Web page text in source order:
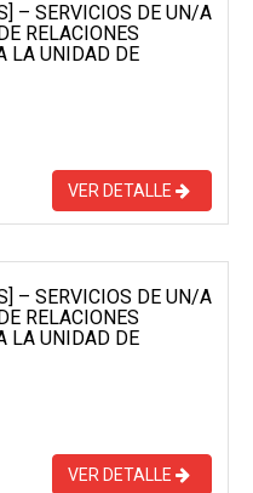
– SERVICIOS DE UN/A
RELACIONES
LA UNIDAD DE
VER DETALLE
– SERVICIOS DE UN/A
RELACIONES
LA UNIDAD DE
VER DETALLE